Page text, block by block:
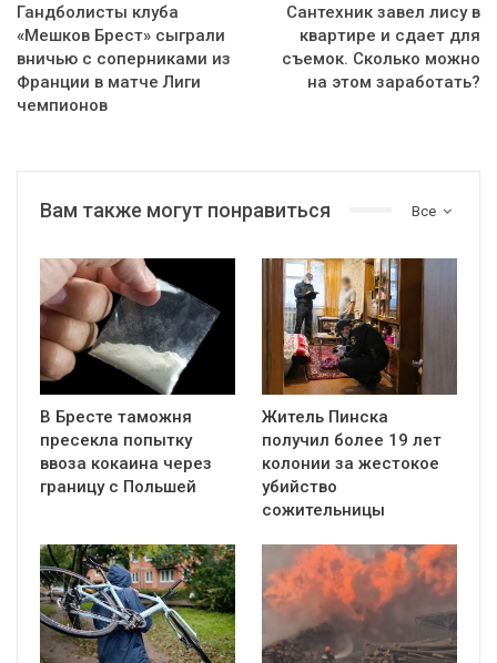
Гандболисты клуба
«Мешков Брест» сыграли
вничью с соперниками из
Франции в матче Лиги
чемпионов
Сантехник завел лису в
квартире и сдает для
съемок. Сколько можно
на этом заработать?
Все
Вам также могут понравиться
В Бресте таможня
пресекла попытку
ввоза кокаина через
границу с Польшей
Житель Пинска
получил более 19 лет
колонии за жестокое
убийство
сожительницы